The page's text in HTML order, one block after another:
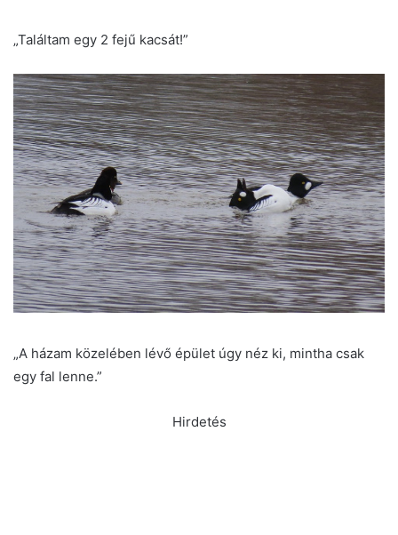
„Találtam egy 2 fejű kacsát!”
„A házam közelében lévő épület úgy néz ki, mintha csak
egy fal lenne.”
Hirdetés